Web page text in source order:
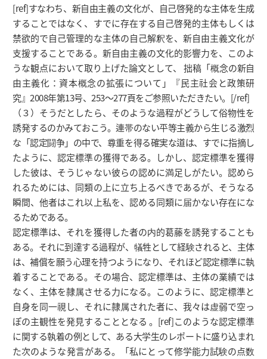
[ref]すなわち、新自由主義の文化が、自己啓発的な主体を生成
することではなく、すでに存在する自己啓発的主体もしくは
禁欲的で自己管理的な主体の自己解釈を、新自由主義文化が
支援することである。新自由主義の文化的影響力を、このよ
うな観点において取り上げた論文として、 拙稿「概念の新自
由主義化：資本概念の拡張について」『民主社会と政策研
究』2008年第13号、253～277頁をご参照いただきたい。[/ref]
（３）そうだとしたら、そのような過程がどうして俗物性を
誘発するのかみておこう。連帯のない平等主義から生じる激烈
な「認定闘争」の中で、尊重を得る確実な道は、すでに指摘し
たように、認定標準の獲得である。しかし、認定標準を獲得
した彼は、そうじゃない彼らの認めに満足しがたい。認めら
れるためには、同類の上に立ち上るべきであるが、そうなる
瞬間、他者はこれ以上私を、認める同類に届かない存在にな
るためである。
認定標準は、それを獲得した者の内的葛藤を誘発することも
ある。それに到達する過程が、犠牲として経験されると、主体
は、補償を願う心理を持つようになり、それほど認定標準に執
着することである。その場合、認定標準は、主体の業績では
なく、主体を隷属させる力になる。このように、認定標準と
自身を同一視し、それに隷属された者に、我々は虚弱で空っ
ぽの主観性を発見することとなる 。[ref]このような認定標準
に関する執着の例として、ある大学生のレポートに盛り込まれ
た次のような発言がある。「私にとって修学能力試験の点数